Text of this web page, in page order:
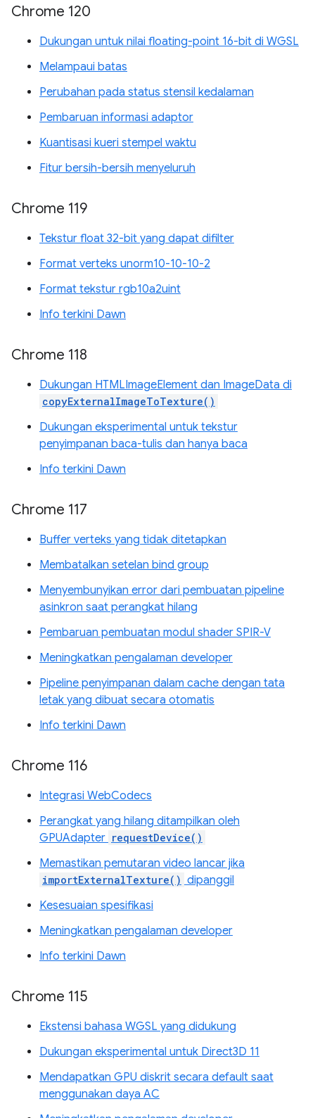
Chrome 120
Dukungan untuk nilai floating-point 16-bit di WGSL
Melampaui batas
Perubahan pada status stensil kedalaman
Pembaruan informasi adaptor
Kuantisasi kueri stempel waktu
Fitur bersih-bersih menyeluruh
Chrome 119
Tekstur float 32-bit yang dapat difilter
Format verteks unorm10-10-10-2
Format tekstur rgb10a2uint
Info terkini Dawn
Chrome 118
Dukungan HTMLImageElement dan ImageData di
copyExternalImageToTexture()
Dukungan eksperimental untuk tekstur
penyimpanan baca-tulis dan hanya baca
Info terkini Dawn
Chrome 117
Buffer verteks yang tidak ditetapkan
Membatalkan setelan bind group
Menyembunyikan error dari pembuatan pipeline
asinkron saat perangkat hilang
Pembaruan pembuatan modul shader SPIR-V
Meningkatkan pengalaman developer
Pipeline penyimpanan dalam cache dengan tata
letak yang dibuat secara otomatis
Info terkini Dawn
Chrome 116
Integrasi WebCodecs
Perangkat yang hilang ditampilkan oleh
GPUAdapter requestDevice()
Memastikan pemutaran video lancar jika
importExternalTexture() dipanggil
Kesesuaian spesifikasi
Meningkatkan pengalaman developer
Info terkini Dawn
Chrome 115
Ekstensi bahasa WGSL yang didukung
Dukungan eksperimental untuk Direct3D 11
Mendapatkan GPU diskrit secara default saat
menggunakan daya AC